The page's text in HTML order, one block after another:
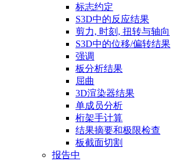
标志约定
S3D中的反应结果
剪力, 时刻, 扭转与轴向
S3D中的位移/偏转结果
强调
板分析结果
屈曲
3D渲染器结果
单成员分析
桁架手计算
结果摘要和极限检查
板截面切割
报告中